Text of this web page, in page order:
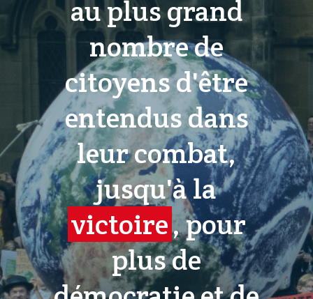
au plus grand
nombre de
citoyens d'être
entendus dans
leur combat,
jusqu'à la
victoire, pour
plus de